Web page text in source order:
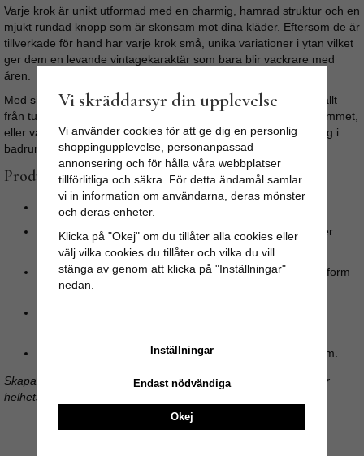
Varje krok är unikt utformad med en charmig, hamrad struktur och en
mjukt rundad knopp som är skonsam mot dina kläder. Eftersom de är
tillverkade för hand har varje krok små, unika variationer i ytan vilket
ger dem en levande vintagekaraktär som bara blir vackrare med
åren.
Med sin generösa storlek passar de perfekt för att hänga upp allt
från tunga vinterjackor i hallen till mysiga morgonrockar i sovrummet,
eller varför inte skapa en dekorativ och personlig handduksvägg i
badrummet?
Produktinformation & Egenskaper
Säljes i ett praktiskt 3-pack.
Material:
Handgjord solid metall med en varm och vacker
mässingsfinish.
Design:Hamrad, rustik textur med en klassisk och rejäl form
som passar i både moderna och lantliga hem.
Idealisk för hall, sovrum, kök eller badrum.
Skapa ordning med stil – en liten detalj som gör stor skillnad för
helhetsintrycket i rummet.
Vi skräddarsyr din upplevelse
Vi använder cookies för att ge dig en personlig
shoppingupplevelse, personanpassad
annonsering och för hålla våra webbplatser
tillförlitliga och säkra. För detta ändamål samlar
vi in information om användarna, deras mönster
och deras enheter.
Klicka på "Okej" om du tillåter alla cookies eller
välj vilka cookies du tillåter och vilka du vill
stänga av genom att klicka på "Inställningar"
nedan.
Inställningar
Endast nödvändiga
Okej